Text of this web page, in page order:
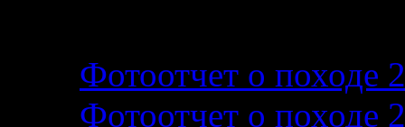
Фотоотчет о походе
Фотоотчет о походе